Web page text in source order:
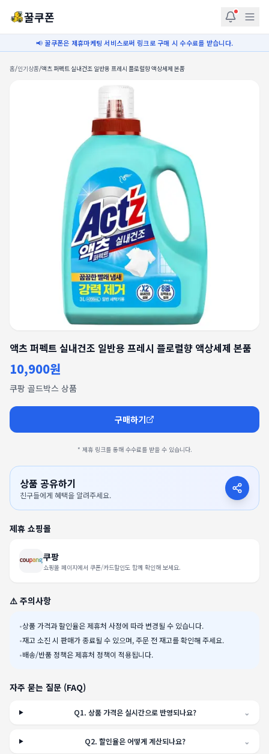
꿀쿠폰
📢 꿀쿠폰은 제휴마케팅 서비스로써 링크로 구매 시 수수료를 받습니다.
홈/인기상품/액츠 퍼펙트 실내건조 일반용 프레시 플로럴향 액상세제 본품
액츠 퍼펙트 실내건조 일반용 프레시 플로럴향 액상세제 본품
10,900원
쿠팡 골드박스 상품
구매하기
* 제휴 링크를 통해 수수료를 받을 수 있습니다.
상품 공유하기
친구들에게 혜택을 알려주세요.
제휴 쇼핑몰
쿠팡
쇼핑몰 페이지에서 쿠폰/카드할인도 함께 확인해 보세요.
⚠️ 주의사항
•상품 가격과 할인율은 제휴처 사정에 따라 변경될 수 있습니다.
•재고 소진 시 판매가 종료될 수 있으며, 주문 전 재고를 확인해 주세요.
•배송/반품 정책은 제휴처 정책이 적용됩니다.
자주 묻는 질문 (FAQ)
Q1.상품 가격은 실시간으로 반영되나요? ⌄
Q2.할인율은 어떻게 계산되나요? ⌄